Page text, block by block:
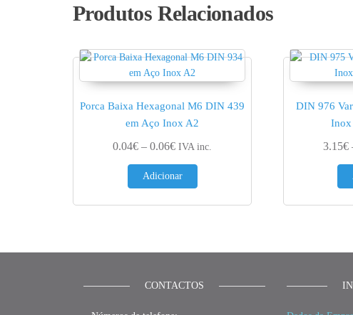
Produtos Relacionados
Porca Baixa Hexagonal M6 DIN 439
em Aço Inox A2
0.04€ – 0.06€Price range: 0.04€ through 0.06€
IVA inc.
Adicionar
DIN 976
Inox
3.15€
CONTACTOS